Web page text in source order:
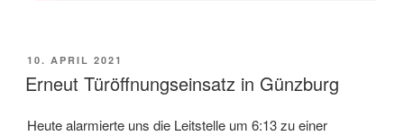
VERÖFFENTLICHT
AM
10. APRIL 2021
Erneut Türöffnungseinsatz in Günzburg
Heute alarmierte uns die Leitstelle um 6:13 zu einer